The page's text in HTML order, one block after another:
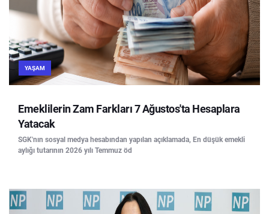
YAŞAM
Emeklilerin Zam Farkları 7 Ağustos'ta Hesaplara
Yatacak
SGK'nın sosyal medya hesabından yapılan açıklamada, En düşük emekli
aylığı tutarının 2026 yılı Temmuz öd